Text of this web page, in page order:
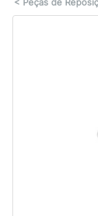
< Peças de